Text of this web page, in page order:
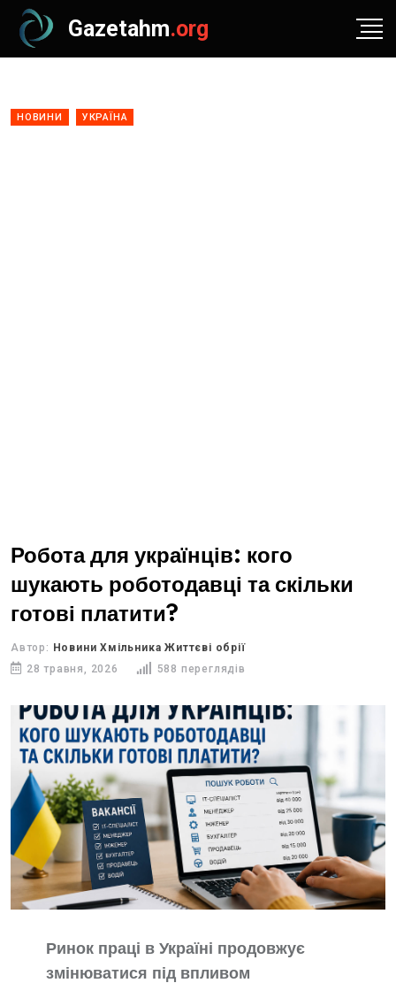
Gazetahm.org
НОВИНИ УКРАЇНА
Робота для українців: кого
шукають роботодавці та скільки
готові платити?
Автор: Новини Хмільника Життєві обрії
28 травня, 2026
588 переглядів
Ринок праці в Україні продовжує
змінюватися під впливом